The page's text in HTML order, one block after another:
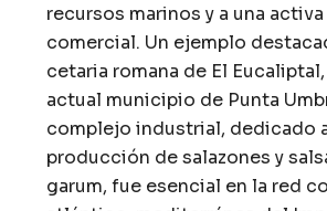
recursos marinos y a una
comercial. Un ejemplo
cetaria romana de El
actual municipio de Punta
complejo industrial, dedicado
producción de salazones y
garum, fue esencial en la red